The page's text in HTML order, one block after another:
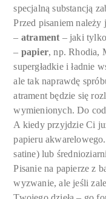
specjalną substancją
Przed pisaniem należy
– atrament – jaki
– papier, np. Rhodia,
supergładkie i ładnie
ale tak naprawdę
atrament będzie się
wymienionych. Do
A kiedy przyjdzie Ci
papieru
satine) lub
Pisanie na papierze z
wyzwanie, ale jeśli